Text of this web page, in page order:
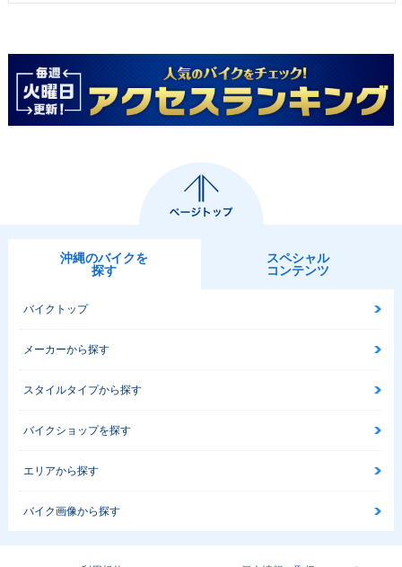
沖縄のバイクを
探す
スペシャル
コンテンツ
バイクトップ
メーカーから探す
スタイルタイプから探す
バイクショップを探す
エリアから探す
バイク画像から探す